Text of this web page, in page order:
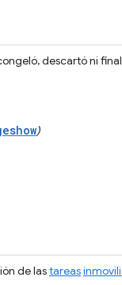
descartó ni
)
de lastareas